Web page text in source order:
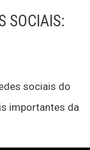
SOCIAIS:
sociais do
importantes da